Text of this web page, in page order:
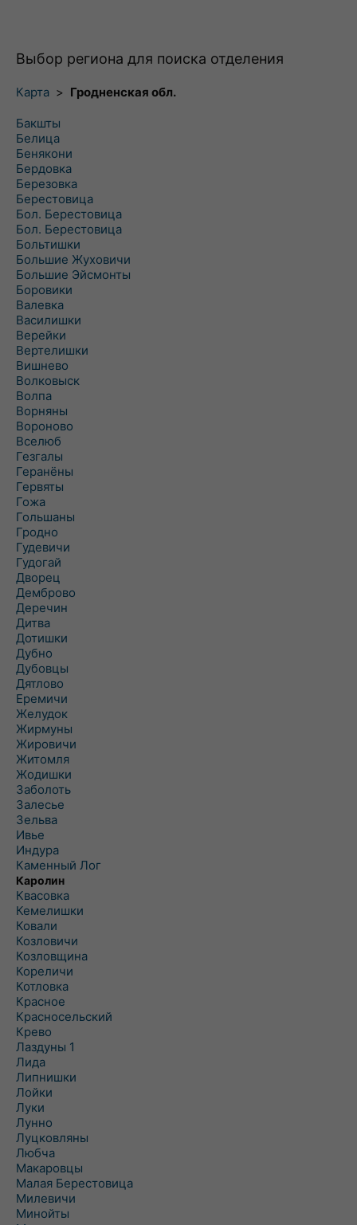
Выбор региона для поиска отделения
Карта > Гродненская обл.
Бакшты
Белица
Бенякони
Бердовка
Березовка
Берестовица
Бол. Берестовица
Бол. Берестовица
Больтишки
Большие Жуховичи
Большие Эйсмонты
Боровики
Валевка
Василишки
Верейки
Вертелишки
Вишнево
Волковыск
Волпа
Ворняны
Вороново
Вселюб
Гезгалы
Геранёны
Гервяты
Гожа
Гольшаны
Гродно
Гудевичи
Гудогай
Дворец
Демброво
Деречин
Дитва
Дотишки
Дубно
Дубовцы
Дятлово
Еремичи
Желудок
Жирмуны
Жировичи
Житомля
Жодишки
Заболоть
Залесье
Зельва
Ивье
Индура
Каменный Лог
Каролин
Квасовка
Кемелишки
Ковали
Козловичи
Козловщина
Кореличи
Котловка
Красное
Красносельский
Крево
Лаздуны 1
Лида
Липнишки
Лойки
Луки
Лунно
Луцковляны
Любча
Макаровцы
Малая Берестовица
Милевичи
Минойты